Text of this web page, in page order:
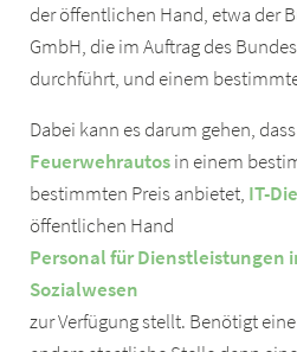
der öffentlichen Hand, etwa der
GmbH, die im Auftrag des
durchführt, und einem
Dabei kann es darum gehen,
Feuerwehrautosin einem
bestimmten Preis anbietet, IT-
öffentlichen Hand
Personal für Dienstleistungen
Sozialwesen
zur Verfügung stellt. Benötigt